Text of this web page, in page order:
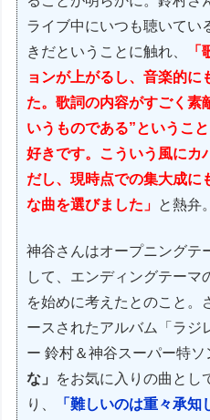
ライブ中にいつも聴いてい
きだということに触れ、
ョンが上がるし、音楽的に
た。歌詞の内容がすごく素
いうものである”というこ
好きです。こういう風にカ
だし、現時点での集大成に
な曲を選びました」 と熱弁。
神谷さんはオープニングテ
して、エンディングテーマ
を始めに考えたとのこと。
ースされたアルバム「ラジ
ー 鈴村＆神谷スーパー特ソ
な」
をお気に入りの曲とし
り、
「難しいのは重々承